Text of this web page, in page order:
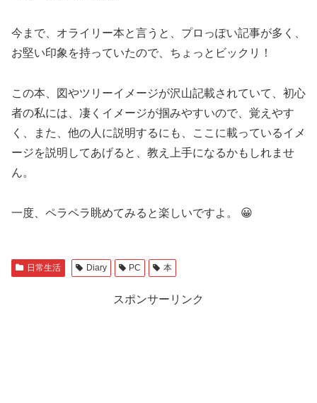
今まで、オライリー本と言うと、プロっぽい記事が多く、
お堅い印象を持っていたので、ちょっとビックリ！
この本、図やツリーイメージが沢山記載されていて、初心
者の私には、凄くイメージが掴みやすいので、覚えやす
く、また、他の人に説明するにも、ここに載っているイメ
ージを説明してあげると、教え上手になるかもしれませ
ん。
一度、ペラペラ眺めてみると楽しいですよ。 😀
日常生活 Diary PC 本
スポンサーリンク